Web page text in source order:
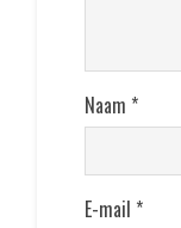
Naam *
E-mail *